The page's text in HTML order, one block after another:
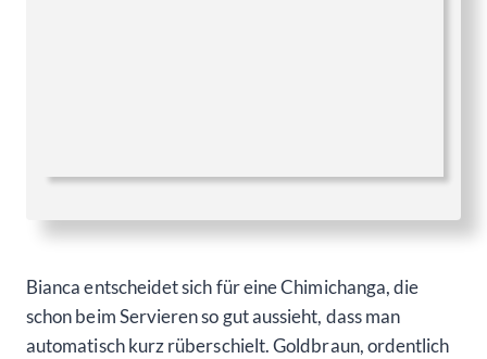
Bianca entscheidet sich für eine Chimichanga, die
schon beim Servieren so gut aussieht, dass man
automatisch kurz rüberschielt. Goldbraun, ordentlich